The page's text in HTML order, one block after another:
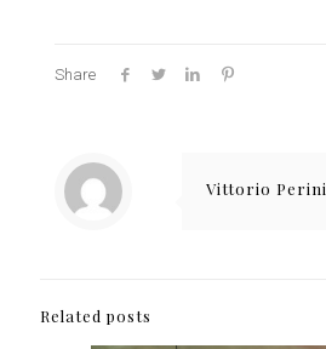
Share
Vittorio Perini
Related posts